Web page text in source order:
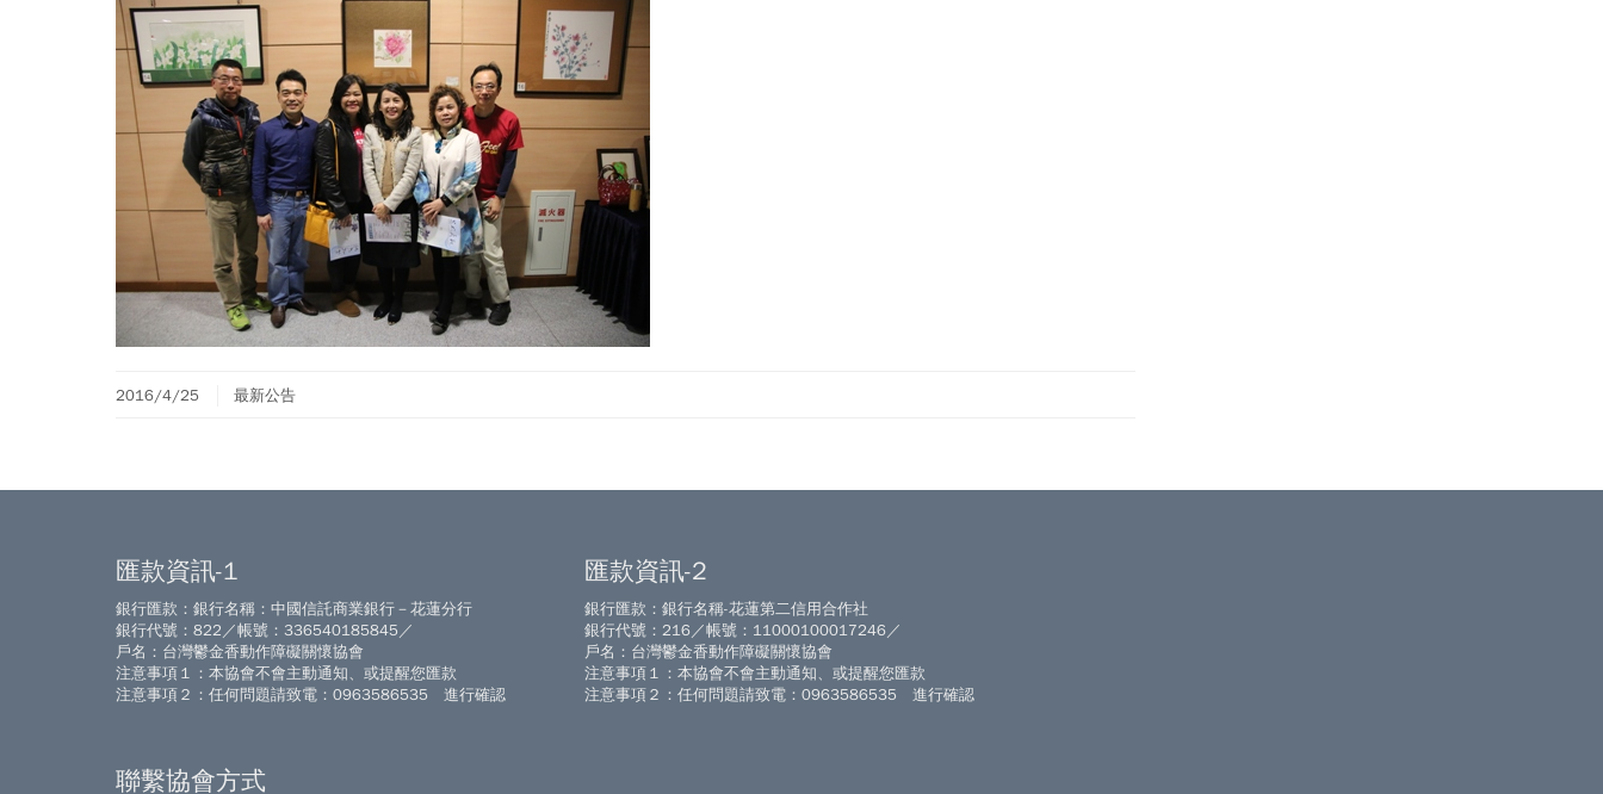
2016/4/25 最新公告
匯款資訊-1
銀行匯款：銀行名稱：中國信託商業銀行－花蓮分行
銀行代號：822／帳號：336540185845／
戶名：台灣鬱金香動作障礙關懷協會
注意事項１：本協會不會主動通知、或提醒您匯款
注意事項２：任何問題請致電：0963586535 進行確認
聯繫協會方式
匯款資訊-2
銀行匯款：銀行名稱-花蓮第二信用合作社
銀行代號：216／帳號：11000100017246／
戶名：台灣鬱金香動作障礙關懷協會
注意事項１：本協會不會主動通知、或提醒您匯款
注意事項２：任何問題請致電：0963586535 進行確認